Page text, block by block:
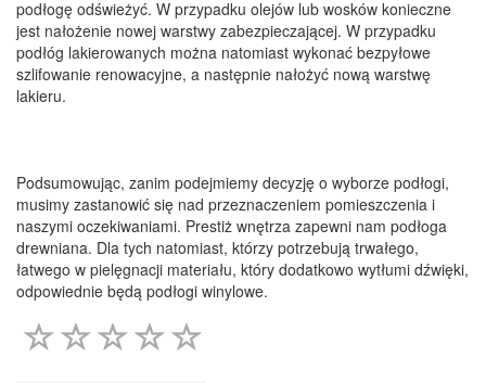
podłogę odświeżyć. W przypadku olejów lub wosków konieczne
jest nałożenie nowej warstwy zabezpieczającej. W przypadku
podłóg lakierowanych można natomiast wykonać bezpyłowe
szlifowanie renowacyjne, a następnie nałożyć nową warstwę
lakieru.
Podsumowując, zanim podejmiemy decyzję o wyborze podłogi,
musimy zastanowić się nad przeznaczeniem pomieszczenia i
naszymi oczekiwaniami. Prestiż wnętrza zapewni nam podłoga
drewniana. Dla tych natomiast, którzy potrzebują trwałego,
łatwego w pielęgnacji materiału, który dodatkowo wytłumi dźwięki,
odpowiednie będą podłogi winylowe.